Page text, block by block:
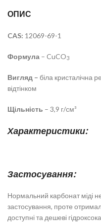
ОПИС
CAS: 12069-69-1
Формула – CuCO3
Вигляд – біла кристалічна
відтінком
Щільність – 3,9 г/см³
Характеристики:
Застосування:
Нормальний карбонат міді
застосування, проте
доступні та дешеві